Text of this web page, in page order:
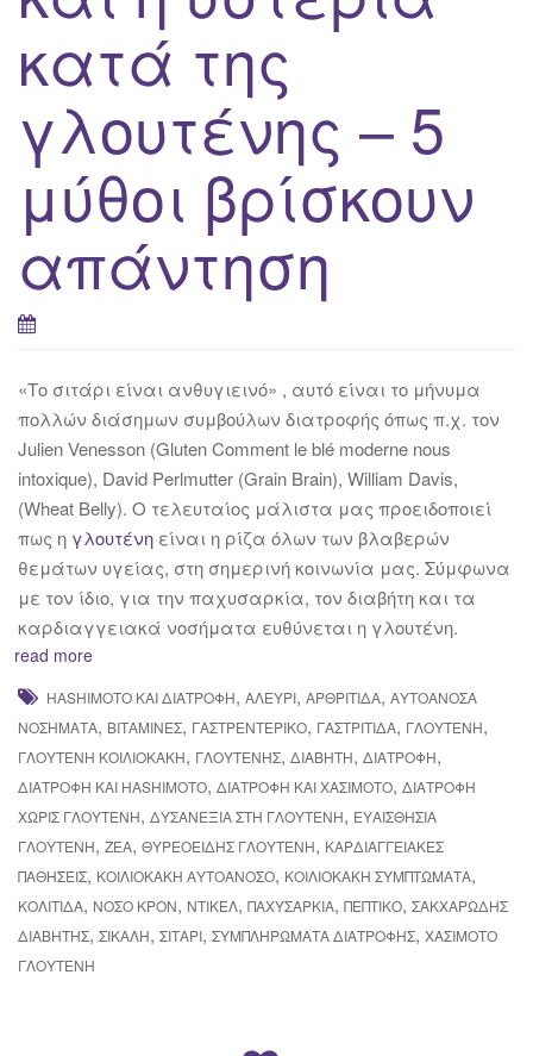
κατά της
γλουτένης – 5
μύθοι βρίσκουν
απάντηση
«Το σιτάρι είναι ανθυγιεινό» , αυτό είναι το μήνυμα
πολλών διάσημων συμβούλων διατροφής όπως π.χ. τον
Julien Venesson (Gluten Comment le blé moderne nous
intoxique), David Perlmutter (Grain Brain), William Davis,
(Wheat Belly). Ο τελευταίος μάλιστα μας προειδοποιεί
πως η γλουτένη είναι η ρίζα όλων των βλαβερών
θεμάτων υγείας, στη σημερινή κοινωνία μας. Σύμφωνα
με τον ίδιο, για την παχυσαρκία, τον διαβήτη και τα
καρδιαγγειακά νοσήματα ευθύνεται η γλουτένη.
read more
HASHIMOTO ΚΑΙ ΔΙΑΤΡΟΦΉ, ΑΛΕΎΡΙ, ΑΡΘΡΊΤΙΔΑ, ΑΥΤΟΆΝΟΣΑ
ΝΟΣΉΜΑΤΑ, ΒΙΤΑΜΊΝΕΣ, ΓΑΣΤΡΕΝΤΕΡΙΚΌ, ΓΑΣΤΡΊΤΙΔΑ, ΓΛΟΥΤΈΝΗ,
ΓΛΟΥΤΈΝΗ ΚΟΙΛΙΟΚΆΚΗ, ΓΛΟΥΤΈΝΗΣ, ΔΙΑΒΉΤΗ, ΔΙΑΤΡΟΦΉ,
ΔΙΑΤΡΟΦΉ ΚΑΙ HASHIMOTO, ΔΙΑΤΡΟΦΉ ΚΑΙ ΧΑΣΙΜΌΤΟ, ΔΙΑΤΡΟΦΉ
ΧΩΡΊΣ ΓΛΟΥΤΈΝΗ, ΔΥΣΑΝΕΞΊΑ ΣΤΗ ΓΛΟΥΤΈΝΗ, ΕΥΑΙΣΘΗΣΊΑ
ΓΛΟΥΤΈΝΗ, ΖΈΑ, ΘΥΡΕΟΕΙΔΉΣ ΓΛΟΥΤΈΝΗ, ΚΑΡΔΙΑΓΓΕΙΑΚΈΣ
ΠΑΘΉΣΕΙΣ, ΚΟΙΛΙΟΚΆΚΗ ΑΥΤΟΆΝΟΣΟ, ΚΟΙΛΙΟΚΆΚΗ ΣΥΜΠΤΏΜΑΤΑ,
ΚΟΛΊΤΙΔΑ, ΝΌΣΟ ΚΡΌΝ, ΝΤΊΚΕΛ, ΠΑΧΥΣΑΡΚΊΑ, ΠΕΠΤΙΚΌ, ΣΑΚΧΑΡΏΔΗΣ
ΔΙΑΒΉΤΗΣ, ΣΊΚΑΛΗ, ΣΙΤΆΡΙ, ΣΥΜΠΛΗΡΏΜΑΤΑ ΔΙΑΤΡΟΦΉΣ, ΧΑΣΙΜΟΤΟ
ΓΛΟΥΤΈΝΗ